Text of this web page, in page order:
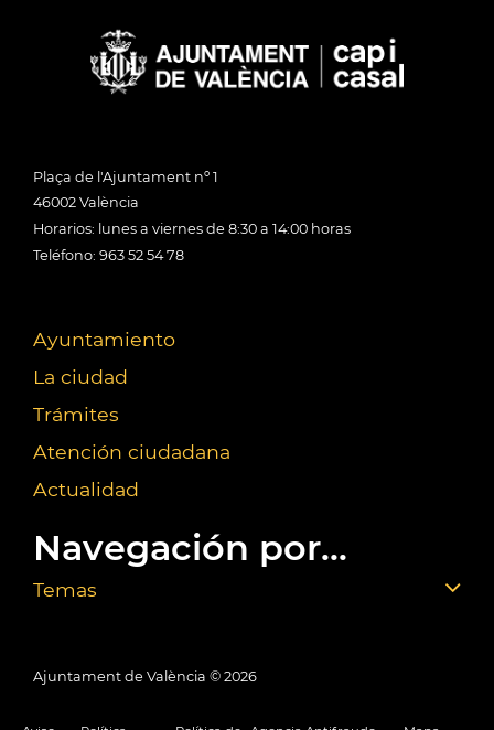
Plaça de l'Ajuntament nº 1
46002 València
Horarios: lunes a viernes de 8:30 a 14:00 horas
Teléfono: 963 52 54 78
Ayuntamiento
La ciudad
Trámites
Atención ciudadana
Actualidad
Navegación por...
Temas
Ajuntament de València © 2026